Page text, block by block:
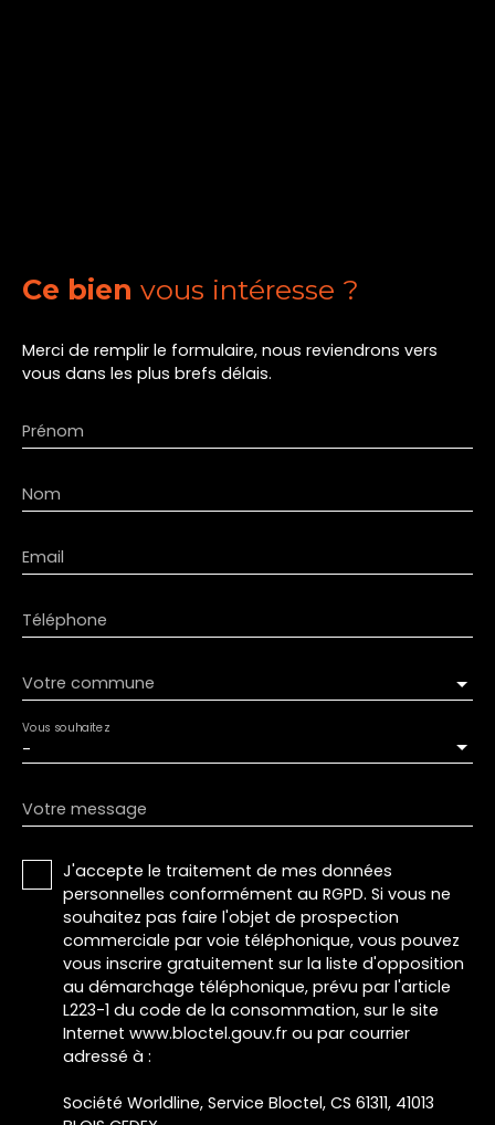
Ce bien vous intéresse ?
Merci de remplir le formulaire, nous reviendrons vers
vous dans les plus brefs délais.
Prénom
Nom
Email
Téléphone
Votre commune
-
Vous souhaitez
Votre message
J'accepte le traitement de mes données
personnelles conformément au RGPD. Si vous ne
souhaitez pas faire l'objet de prospection
commerciale par voie téléphonique, vous pouvez
vous inscrire gratuitement sur la liste d'opposition
au démarchage téléphonique, prévu par l'article
L223-1 du code de la consommation, sur le site
Internet www.bloctel.gouv.fr ou par courrier
adressé à :
Société Worldline, Service Bloctel, CS 61311, 41013